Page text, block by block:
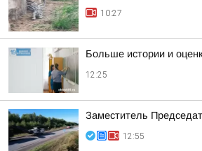
10:27
Больше истории и
12:25
Заместитель
12:55